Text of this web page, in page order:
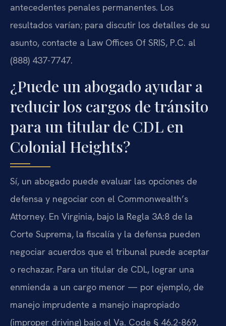
antecedentes penales permanentes. Los
resultados varían; para discutir los detalles de su
asunto, contacte a Law Offices Of SRIS, P.C. al
(888) 437-7747.
¿Puede un abogado ayudar a
reducir los cargos de tránsito
para un titular de CDL en
Colonial Heights?
Sí, un abogado puede evaluar las opciones de
defensa y negociar con el Commonwealth’s
Attorney. En Virginia, bajo la Regla 3A:8 de la
Corte Suprema, la fiscalía y la defensa pueden
negociar acuerdos que el tribunal puede aceptar
o rechazar. Para un titular de CDL, lograr una
enmienda a un cargo menor — por ejemplo, de
manejo imprudente a manejo inapropiado
(improper driving) bajo el Va. Code § 46.2-869,